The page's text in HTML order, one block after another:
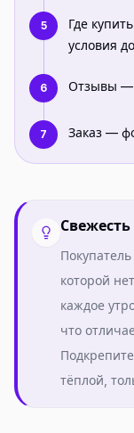
5
Где
условия
6 Отзывы —
7 Заказ —
которой
каждое
что
тёплой,